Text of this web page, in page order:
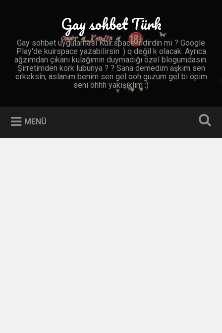
Gay sohbet Türk
Gay sohbet uygulaması Kuir.space indirdin mi ? Google
Play'de kuirspace yazabilirsin :) q değil k olacak. Ayrıca
ağzımdan çıkanı kulağımın duymadığı özel blogumdasın.
Şirretimden kork lubunya ? ? Sana demedim aşkım sen
erkeksin, aslanım benim sen gel ooh guzum gel bi öpim
seni ohhh yakışıklım :)
MENÜ